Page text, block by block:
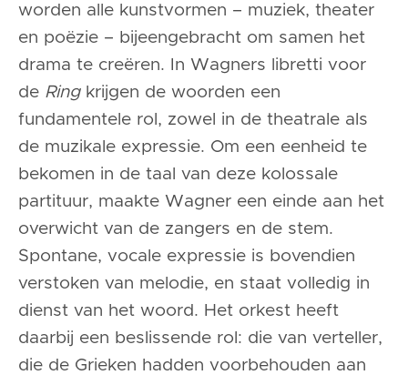
worden alle kunstvormen – muziek, theater
en poëzie – bijeengebracht om samen het
drama te creëren. In Wagners libretti voor
de Ring krijgen de woorden een
fundamentele rol, zowel in de theatrale als
de muzikale expressie. Om een eenheid te
bekomen in de taal van deze kolossale
partituur, maakte Wagner een einde aan het
overwicht van de zangers en de stem.
Spontane, vocale expressie is bovendien
verstoken van melodie, en staat volledig in
dienst van het woord. Het orkest heeft
daarbij een beslissende rol: die van verteller,
die de Grieken hadden voorbehouden aan